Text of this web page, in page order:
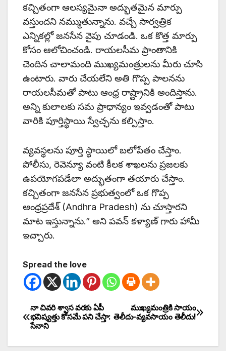
కచ్చితంగా ఆలస్యమైనా అద్భుతమైన మార్పు
వస్తుందని నమ్ముతున్నాను. వచ్చే సార్వత్రిక
ఎన్నికల్లో జనసేన వైపు చూడండి. ఒక కొత్త మార్పు
కోసం ఆలోచించండి. రాయలసీమ ప్రాంతానికి
చెందిన చాలామంది ముఖ్యమంత్రులను మీరు చూసి
ఉంటారు. వారు చేయలేని అతి గొప్ప పాలనను
రాయలసీమతో పాటు ఆంధ్ర రాష్ట్రానికి అందిస్తాను.
అన్ని కులాలకు సమ ప్రాధాన్యం ఇవ్వడంతో పాటు
వారికి పూర్తిస్థాయి స్వేచ్ఛను కల్పిస్తాం.
వ్యవస్థలను పూర్తి స్థాయిలో బలోపేతం చేస్తాం.
పోలీసు, రెవెన్యూ వంటి కీలక శాఖలను ప్రజలకు
ఉపయోగపడేలా అద్భుతంగా తయారు చేస్తాం.
కచ్చితంగా జనసేన ప్రభుత్వంలో ఒక గొప్ప
ఆంధ్రప్రదేశ్ (Andhra Pradesh) ను చూస్తారని
మాట ఇస్తున్నాను.” అని పవన్ కళ్యాణ్ గారు హామీ
ఇచ్చారు.
Spread the love
ముఖ్యమంత్రికి సాయం
తెలీదు-వ్యవసాయం తెలీదు!
నా చివరి శ్వాస వరకు ఏపీ
భవిష్యత్తు కోసమే పని చేస్తా:
సేనాని